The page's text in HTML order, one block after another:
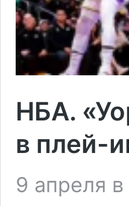
НБА.
в плей-
9 апреля